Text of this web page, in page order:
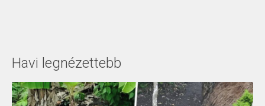
Havi legnézettebb